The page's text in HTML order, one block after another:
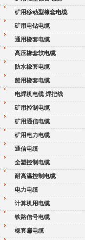
矿用移动型橡套电缆
矿用电钻电缆
通用橡套电缆
高压橡套软电缆
防水橡套电缆
船用橡套电缆
电焊机电缆 焊把线
矿用控制电缆
矿用通信电缆
矿用电力电缆
通信电缆
全塑控制电缆
耐高温控制电缆
电力电缆
计算机用电缆
铁路信号电缆
橡套扁电缆